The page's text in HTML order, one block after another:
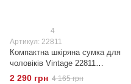
4
Артикул: 22811
Компактна шкіряна сумка для
чоловіків Vintage 22811
Коричнева
2 290 грн 4 165 грн